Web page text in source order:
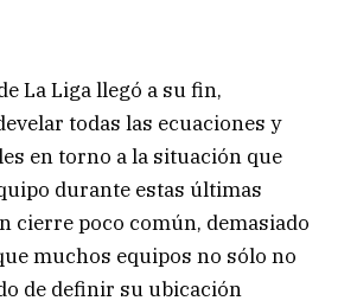
La Liga llegó a su fin,
todas las ecuaciones y
en torno a la situación que
durante estas últimas
cierre poco común, demasiado
muchos equipos no sólo no
de definir su ubicación